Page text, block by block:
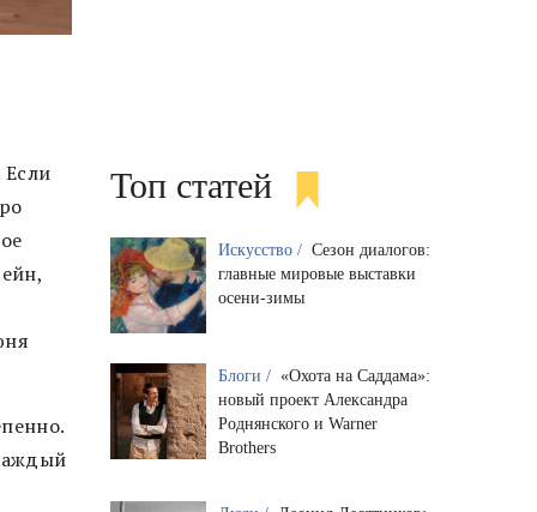
Топ статей
Искусство / Сезон диалогов:
главные мировые выставки
осени-зимы
Блоги / «Охота на Саддама»:
новый проект Александра
Роднянского и Warner
Brothers